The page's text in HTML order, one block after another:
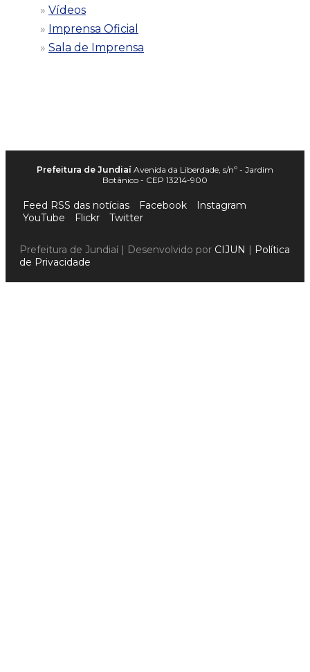
Vídeos
Imprensa Oficial
Sala de Imprensa
Prefeitura de Jundiaí Avenida da Liberdade, s/nº - Jardim
Botânico - CEP 13214-900
Feed RSS das notícias Facebook
Instagram
YouTube
Flickr Twitter
Prefeitura de Jundiaí | Desenvolvido por CIJUN
Política
de Privacidade